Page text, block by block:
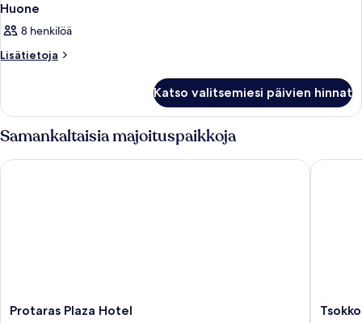
Huone
8 henkilöä
Lisätietoja
Lisätietoja
Katso valitsemiesi päivien hinnat
Samankaltaisia majoituspaikkoja
Protaras
Protaras Plaza Hotel
Protaras Plaza Hotel
Tsokkos